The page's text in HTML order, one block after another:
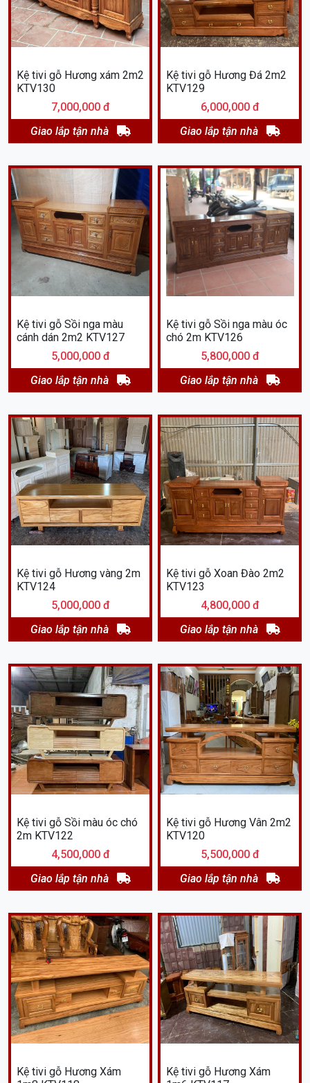
Kệ tivi gỗ Hương xám 2m2
KTV130
7,000,000 đ
Giao lắp tận nhà
Kệ tivi gỗ Hương Đá 2m2
KTV129
6,000,000 đ
Giao lắp tận nhà
Kệ tivi gỗ Sồi nga màu
cánh dán 2m2 KTV127
5,000,000 đ
Giao lắp tận nhà
Kệ tivi gỗ Sồi nga màu óc
chó 2m KTV126
5,800,000 đ
Giao lắp tận nhà
Kệ tivi gỗ Hương vàng 2m
KTV124
5,000,000 đ
Giao lắp tận nhà
Kệ tivi gỗ Xoan Đào 2m2
KTV123
4,800,000 đ
Giao lắp tận nhà
Kệ tivi gỗ Sồi màu óc chó
2m KTV122
4,500,000 đ
Giao lắp tận nhà
Kệ tivi gỗ Hương Vân 2m2
KTV120
5,500,000 đ
Giao lắp tận nhà
Kệ tivi gỗ Hương Xám
Kệ tivi gỗ Hương Xám